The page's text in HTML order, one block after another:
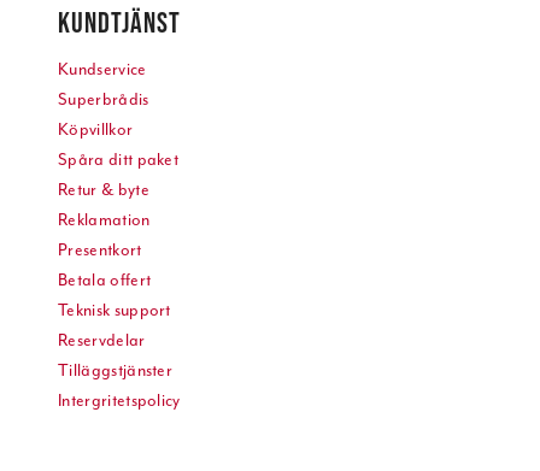
KUNDTJÄNST
Kundservice
Superbrådis
Köpvillkor
Spåra ditt paket
Retur & byte
Reklamation
Presentkort
Betala offert
Teknisk support
Reservdelar
Tilläggstjänster
Intergritetspolicy